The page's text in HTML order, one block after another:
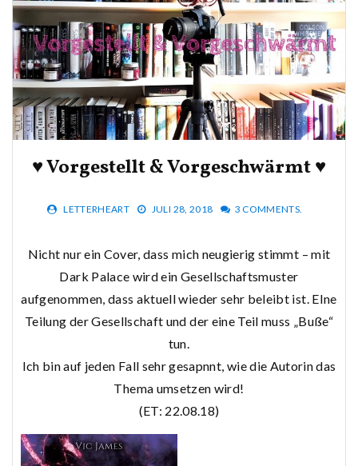
♥ Vorgestellt & Vorgeschwärmt ♥
LETTERHEART JULI 28, 2018 3 COMMENTS.
Nicht nur ein Cover, dass mich neugierig stimmt – mit
Dark Palace wird ein Gesellschaftsmuster
aufgenommen, dass aktuell wieder sehr beleibt ist. EIne
Teilung der Gesellschaft und der eine Teil muss „Buße“
tun.
Ich bin auf jeden Fall sehr gesapnnt, wie die Autorin das
Thema umsetzen wird!
(ET: 22.08.18)